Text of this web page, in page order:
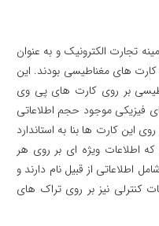
تجارت الکترونیک و به عنوان
کارت های مغناطیسی بودند. این
بر روی کارت های پی وی
فیزیکی موجود حجم اطلاعاتی
این کارت ها بنا به استاندارد
که اطلاعات ویژه ای بر روی هر
کارت معمولاً شامل اطلاعاتی از قبیل نام دارند و
نیز بر روی تراک های